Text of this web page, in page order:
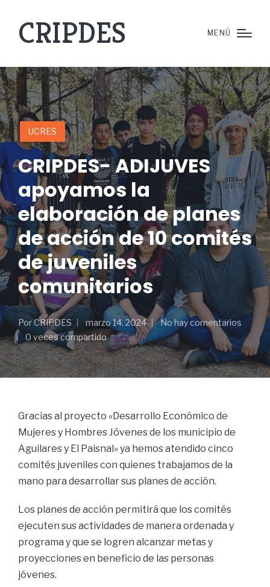
CRIPDES MENÚ
UCRES
CRIPDES- ADIJUVES
apoyamos la
elaboración de planes
de acción de 10 comités
de juveniles
comunitarios
PorCRIPDES marzo 14, 2024
No hay comentarios
0 veces compartido
Gracias al proyecto «Desarrollo Económico de
Mujeres y Hombres Jóvenes de los municipio de
Aguilares y El Paisnal» ya hemos atendido cinco
comités juveniles con quienes trabajamos de la
mano para desarrollar sus planes de acción.
Los planes de acción permitirá que los comités
ejecuten sus actividades de manera ordenada y
programa y que se logren alcanzar metas y
proyecciones en beneficio de las personas
jóvenes.